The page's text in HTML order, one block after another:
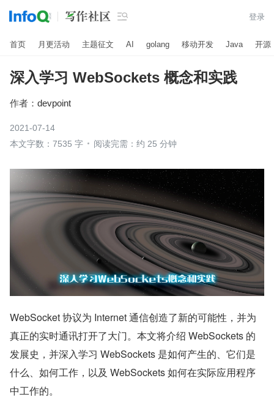
 登录
首页 月更活动 主题征文 AI golang 移动开发 Java 开源
深入学习 WebSockets 概念和实践
作者： devpoint
2021-07-14
本文字数：7535 字
阅读完需：约 25 分钟
WebSocket 协议为 Internet 通信创造了新的可能性，并为
真正的实时通讯打开了大门。本文将介绍 WebSockets 的
发展史，并深入学习 WebSockets 是如何产生的、它们是
什么、如何工作，以及 WebSockets 如何在实际应用程序
中工作的。